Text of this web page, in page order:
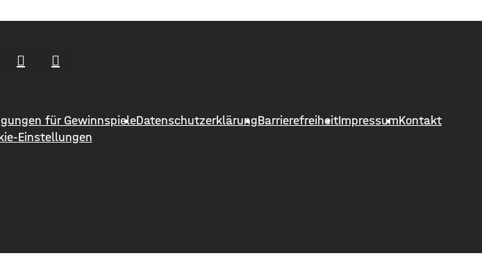
für GewinnspieleDatenschutzerklärungBarrierefreiheitImpressumKontakt
Einstellungen